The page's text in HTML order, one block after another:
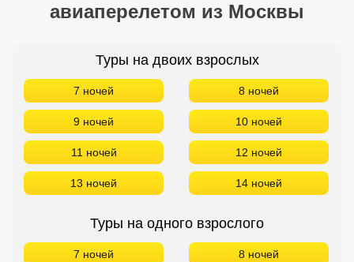
авиаперелетом из Москвы
Туры на двоих взрослых
7 ночей 8 ночей
9 ночей 10 ночей
11 ночей 12 ночей
13 ночей 14 ночей
Туры на одного взрослого
7 ночей 8 ночей